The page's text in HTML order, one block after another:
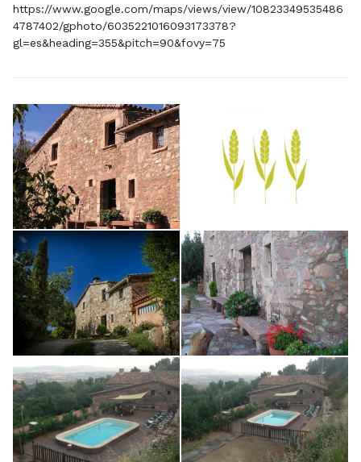
https://www.google.com/maps/views/view/10823349535486
4787402/gphoto/6035221016093173378?
gl=es&heading=355&pitch=90&fovy=75